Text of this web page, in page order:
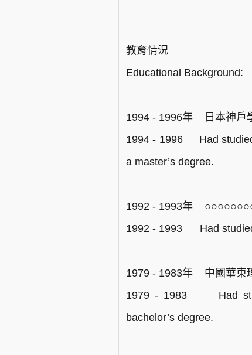
教育情況
Educational Background:
1994 - 1996年 日本神戶
1994 - 1996 Had studied
a master’s degree.
1992 - 1993年
1992 - 1993 Had
1979 - 1983年 中國華東
1979 - 1983 Had
bachelor’s degree.